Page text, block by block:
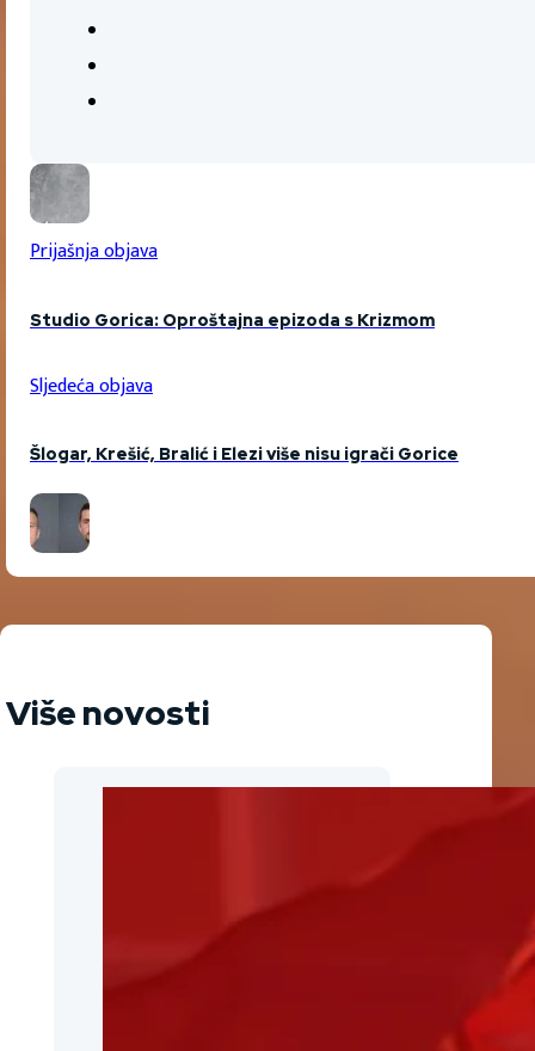
Prijašnja objava
Studio Gorica: Oproštajna epizoda s Krizmom
Sljedeća objava
Šlogar, Krešić, Bralić i Elezi više nisu igrači Gorice
Više novosti